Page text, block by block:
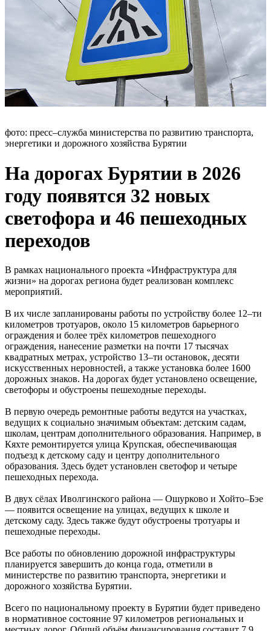
фото: пресс–служба министерства по развитию транспорта,
энергетики и дорожного хозяйства Бурятии
На дорогах Бурятии в 2026
году появятся 32 новых
светофора и 46 пешеходных
переходов
В рамках национального проекта «Инфраструктура для
жизни» на дорогах региона будет реализован комплекс
мероприятий.
В их числе запланированы работы по устройству более 12–ти
километров тротуаров, около 15 километров барьерного
ограждения и более трёх километров пешеходного
ограждения, нанесение разметки на почти 17 тысячах
квадратных метрах, устройство 13–ти остановок, десяти
искусственных неровностей, а также установка более 1600
дорожных знаков. На дорогах будет установлено освещение,
светофоры и обустроены пешеходные переходы.
В первую очередь ремонтные работы ведутся на участках,
ведущих к социально значимым объектам: детским садам,
школам, центрам дополнительного образования. Например, в
Кяхте ремонтируется улица Крупская, обеспечивающая
подъезд к детскому саду и центру дополнительного
образования. Здесь будет установлен светофор и четыре
пешеходных перехода.
В двух сёлах Иволгинского района — Ошурково и Хойто–Бэе
— появится освещение на улицах, ведущих к школе и
детскому саду. Здесь также будут обустроены тротуары и
пешеходные переходы.
Все работы по обновлению дорожной инфраструктуры
планируется завершить до конца года, отметили в
министерстве по развитию транспорта, энергетики и
дорожного хозяйства Бурятии.
Всего по национальному проекту в Бурятии будет приведено
в нормативное состояние 97 километров региональных и